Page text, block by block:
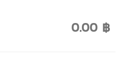
0.00 ฿